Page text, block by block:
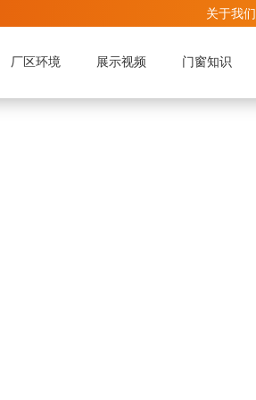
关于我们
厂区环境 展示视频 门窗知识